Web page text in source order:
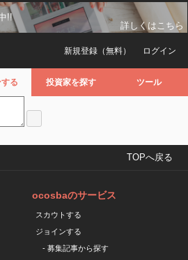
!!
詳しくはこちら
ログイン
新規登録（無料）
る 投資家を探す ツール
TOPへ戻る
ocosbaのサービス
スカウトする
ジョインする
- 募集記事から探す